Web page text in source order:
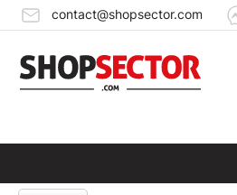
contact@shopsector.com